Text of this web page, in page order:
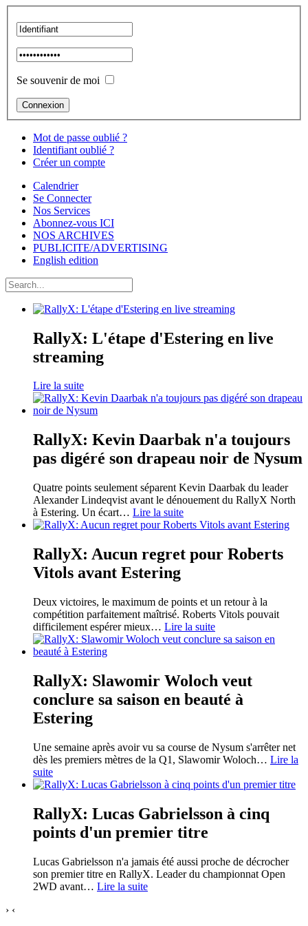
Se souvenir de moi
Mot de passe oublié ?
Identifiant oublié ?
Créer un compte
Calendrier
Se Connecter
Nos Services
Abonnez-vous ICI
NOS ARCHIVES
PUBLICITE/ADVERTISING
English edition
RallyX: L'étape d'Estering en live
streaming
Lire la suite
RallyX: Kevin Daarbak n'a toujours
pas digéré son drapeau noir de Nysum
Quatre points seulement séparent Kevin Daarbak du leader
Alexander Lindeqvist avant le dénouement du RallyX North
à Estering. Un écart… Lire la suite
RallyX: Aucun regret pour Roberts
Vitols avant Estering
Deux victoires, le maximum de points et un retour à la
compétition parfaitement maîtrisé. Roberts Vitols pouvait
difficilement espérer mieux… Lire la suite
RallyX: Slawomir Woloch veut
conclure sa saison en beauté à
Estering
Une semaine après avoir vu sa course de Nysum s'arrêter net
dès les premiers mètres de la Q1, Slawomir Woloch… Lire la
suite
RallyX: Lucas Gabrielsson à cinq
points d'un premier titre
Lucas Gabrielsson n'a jamais été aussi proche de décrocher
son premier titre en RallyX. Leader du championnat Open
2WD avant… Lire la suite
› ‹